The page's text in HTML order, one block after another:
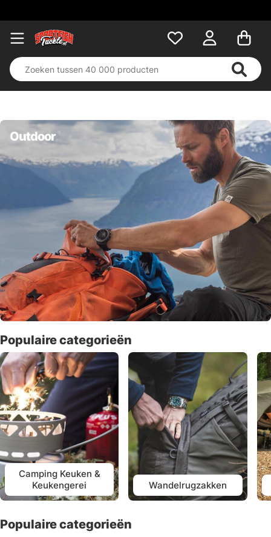
Outdoor
Populaire categorieën
Camping Keuken &
Keukengerei
Wandelrugzakken
Populaire categorieën